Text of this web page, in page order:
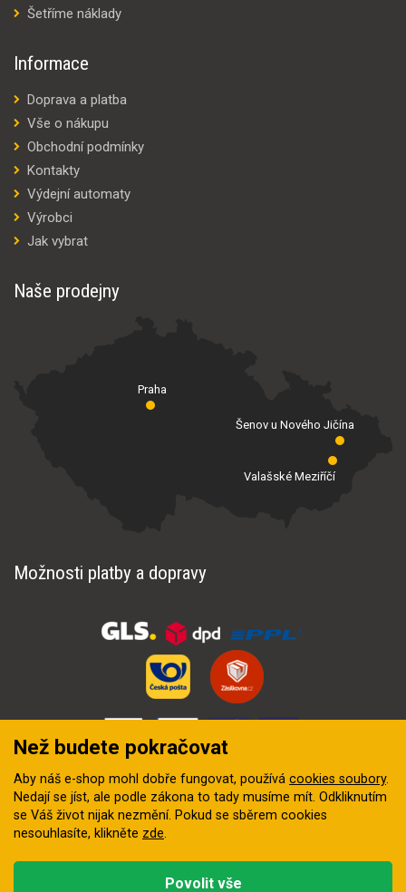
Šetříme náklady
Informace
Doprava a platba
Vše o nákupu
Obchodní podmínky
Kontakty
Výdejní automaty
Výrobci
Jak vybrat
Naše prodejny
Praha
Valašské Meziříčí
Šenov u Nového Jičína
Možnosti platby a dopravy
Než budete pokračovat
Aby náš e-shop mohl dobře fungovat, používá cookies soubory.
Nedají se jíst, ale podle zákona to tady musíme mít. Odkliknutím
se Váš život nijak nezmění. Pokud se sběrem cookies
nesouhlasíte, klikněte zde.
Povolit vše